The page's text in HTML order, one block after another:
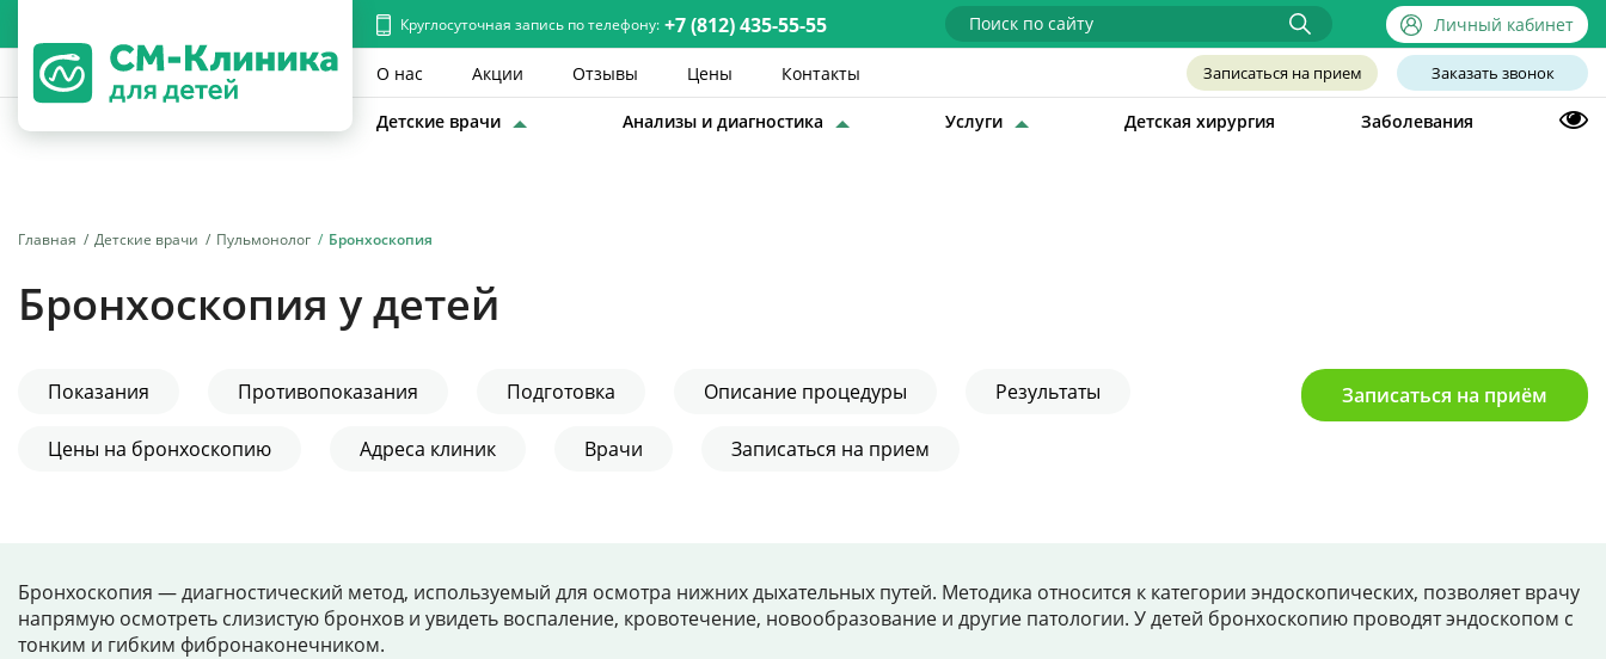
Круглосуточная запись по телефону: +7 (812) 435-55-55 Личный кабинет
О нас Акции Отзывы Цены Контакты Записаться на прием Заказать звонок
Детские врачи Анализы и диагностика Услуги Детская хирургия Заболевания
Главная Детские врачи Пульмонолог Бронхоскопия
Бронхоскопия у детей
Показания Противопоказания Подготовка Описание процедуры Результаты
Цены на бронхоскопию Адреса клиник Врачи Записаться на прием
Записаться на приём
Бронхоскопия — диагностический метод, используемый для осмотра нижних дыхательных путей. Методика относится к категории эндоскопических, позволяет врачу
напрямую осмотреть слизистую бронхов и увидеть воспаление, кровотечение, новообразование и другие патологии. У детей бронхоскопию проводят эндоскопом с
тонким и гибким фибронаконечником.
Акции
Контакты